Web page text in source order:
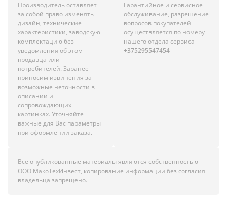
Производитель оставляет
за собой право изменять
дизайн, технические
характеристики, заводскую
комплектацию без
уведомления об этом
продавца или
потребителей. Заранее
приносим извинения за
возможные неточности в
описании и
сопровождающих
картинках. Уточняйте
важные для Вас параметры
при оформлении заказа.
Гарантийное и сервисное
обслуживание, разрешение
вопросов покупателей
осуществляется по номеру
нашего отдела сервиса
+375295547454
Все опубликованные материалы являются собственностью
ООО МакоТехИнвест, копирование информации без согласия
владельца запрещено.